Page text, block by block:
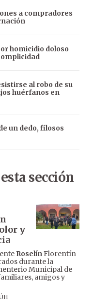
a compradores
homicidio doloso
al robo de su
huérfanos en
un dedo, filosos
sección
y
RoselínFlorentín
durante la
Municipal de
amigos y